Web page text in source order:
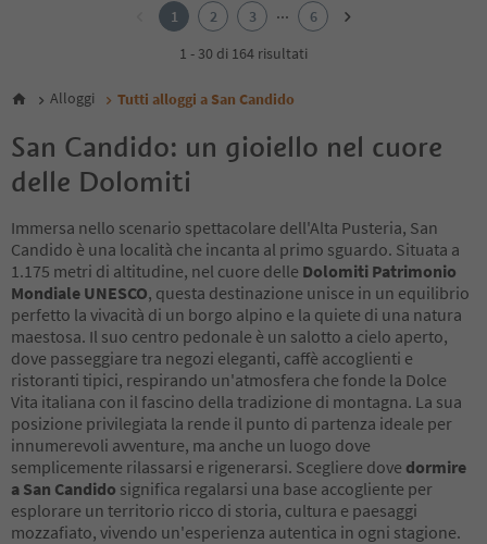
6
1 2 3 ...
6
1 - 30 di 164 risultati
Alloggi Tutti alloggi a San Candido
San Candido: un gioiello nel cuore
delle Dolomiti
Immersa nello scenario spettacolare dell'Alta Pusteria, San
Candido è una località che incanta al primo sguardo. Situata a
1.175 metri di altitudine, nel cuore delle Dolomiti Patrimonio
Mondiale UNESCO, questa destinazione unisce in un equilibrio
perfetto la vivacità di un borgo alpino e la quiete di una natura
maestosa. Il suo centro pedonale è un salotto a cielo aperto,
dove passeggiare tra negozi eleganti, caffè accoglienti e
ristoranti tipici, respirando un'atmosfera che fonde la Dolce
Vita italiana con il fascino della tradizione di montagna. La sua
posizione privilegiata la rende il punto di partenza ideale per
innumerevoli avventure, ma anche un luogo dove
semplicemente rilassarsi e rigenerarsi. Scegliere dove dormire
a San Candido significa regalarsi una base accogliente per
esplorare un territorio ricco di storia, cultura e paesaggi
mozzafiato, vivendo un'esperienza autentica in ogni stagione.